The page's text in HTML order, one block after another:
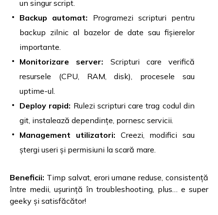
un singur script.
Backup automat: Programezi scripturi pentru
backup zilnic al bazelor de date sau fișierelor
importante.
Monitorizare server: Scripturi care verifică
resursele (CPU, RAM, disk), procesele sau
uptime-ul.
Deploy rapid: Rulezi scripturi care trag codul din
git, instalează dependințe, pornesc servicii.
Management utilizatori: Creezi, modifici sau
ștergi useri și permisiuni la scară mare.
Beneficii: Timp salvat, erori umane reduse, consistență
între medii, ușurință în troubleshooting, plus… e super
geeky și satisfăcător!